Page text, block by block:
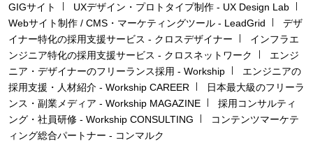
GIGサイト
UXデザイン・プロトタイプ制作 - UX Design Lab
Webサイト制作 / CMS・マーケティングツール - LeadGrid
デザ
イナー特化の採用支援サービス - クロスデザイナー
インフラエ
ンジニア特化の採用支援サービス - クロスネットワーク
エンジ
ニア・デザイナーのフリーランス採用 - Workship
エンジニアの
採用支援・人材紹介 - Workship CAREER
日本最大級のフリーラ
ンス・副業メディア - Workship MAGAZINE
採用コンサルティ
ング・社員研修 - Workship CONSULTING
コンテンツマーケテ
ィング総合パートナー - コンマルク